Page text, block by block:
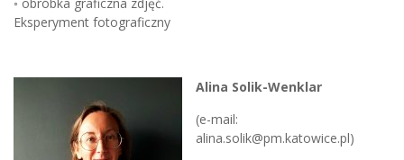
Eksperyment fotograficzny
Alina Solik-Wenklar
(e-mail:
alina.solik@pm.katowice.pl)